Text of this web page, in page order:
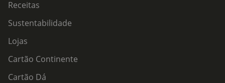
Receitas
Sustentabilidade
Lojas
Cartão Continente
Cartão Dá